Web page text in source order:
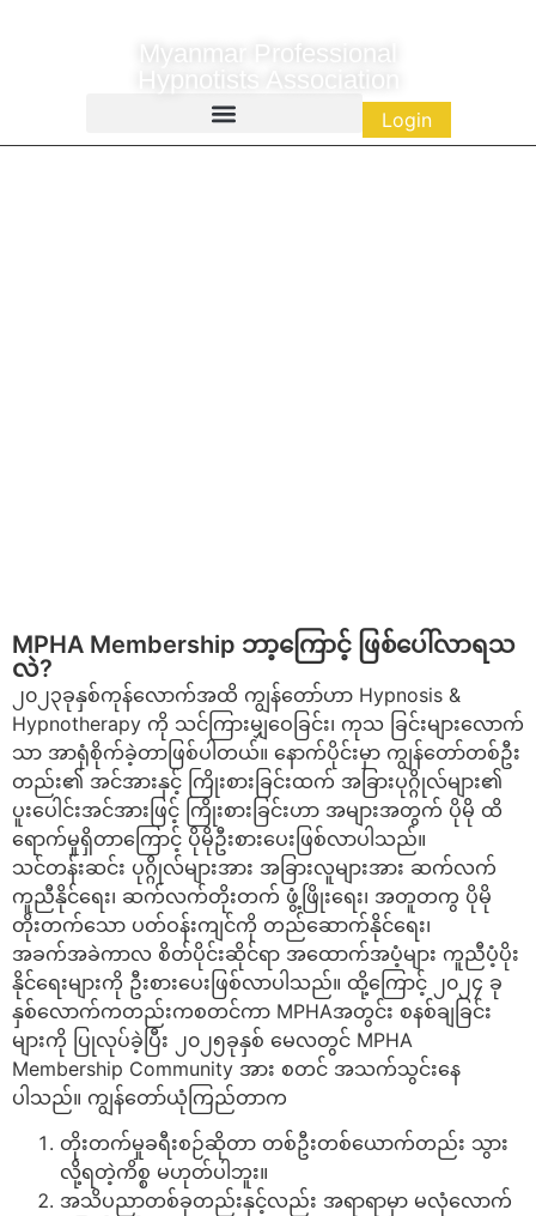
Myanmar Professional
Hypnotists Association
Login
MPHA Membership ဘာ့ကြောင့် ဖြစ်ပေါ်လာရသ
လဲ?
၂၀၂၃ခုနှစ်ကုန်လောက်အထိ ကျွန်တော်ဟာ Hypnosis &
Hypnotherapy ကို သင်ကြားမျှဝေခြင်း၊ ကုသ ခြင်းများလောက်
သာ အာရုံစိုက်ခဲ့တာဖြစ်ပါတယ်။ နောက်ပိုင်းမှာ ကျွန်တော်တစ်ဦး
တည်း၏ အင်အားနှင့် ကြိုးစားခြင်းထက် အခြားပုဂ္ဂိုလ်များ၏
ပူးပေါင်းအင်အားဖြင့် ကြိုးစားခြင်းဟာ အများအတွက် ပိုမို ထိ
ရောက်မှုရှိတာကြောင့် ပိုမိုဦးစားပေးဖြစ်လာပါသည်။
သင်တန်းဆင်း ပုဂ္ဂိုလ်များအား အခြားလူများအား ဆက်လက်
ကူညီနိုင်ရေး၊ ဆက်လက်တိုးတက် ဖွံ့ဖြိုးရေး၊ အတူတကွ ပိုမို
တိုးတက်သော ပတ်ဝန်းကျင်ကို တည်ဆောက်နိုင်ရေး၊
အခက်အခဲကာလ စိတ်ပိုင်းဆိုင်ရာ အထောက်အပံ့များ ကူညီပံ့ပိုး
နိုင်ရေးများကို ဦးစားပေးဖြစ်လာပါသည်။ ထို့ကြောင့် ၂၀၂၄ ခု
နှစ်လောက်ကတည်းကစတင်ကာ MPHAအတွင်း စနစ်ချခြင်း
များကို ပြုလုပ်ခဲ့ပြီး ၂၀၂၅ခုနှစ် မေလတွင် MPHA
Membership Community အား စတင် အသက်သွင်းနေ
ပါသည်။ ကျွန်တော်ယုံကြည်တာက
တိုးတက်မှုခရီးစဉ်ဆိုတာ တစ်ဦးတစ်ယောက်တည်း သွား
လို့ရတဲ့ကိစ္စ မဟုတ်ပါဘူး။
အသိပညာတစ်ခုတည်းနှင့်လည်း အရာရာမှာ မလုံလောက်